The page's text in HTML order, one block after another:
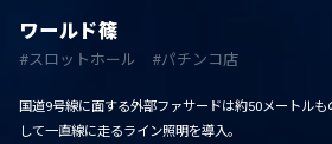
ワールド篠
スロットホール パチンコ店
国道9号線に面する外部ファサードは約50メートル
して一直線に走るライン照明を導入。